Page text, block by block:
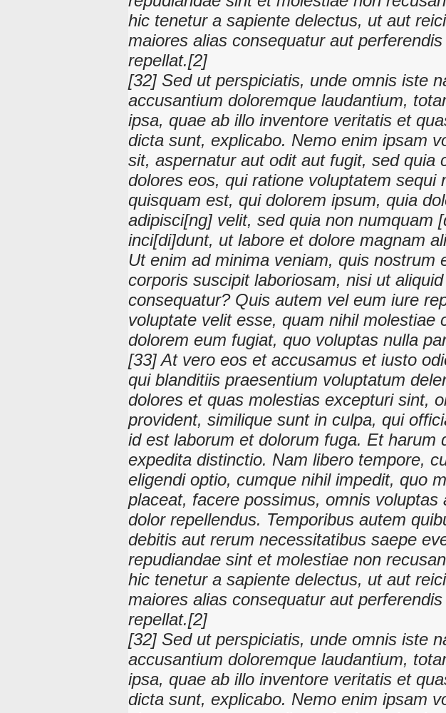
hic tenetur a sapiente delectus, ut aut
maiores alias consequatur aut
repellat.[2]
[32] Sed ut perspiciatis, unde omnis iste
accusantium doloremque laudantium,
ipsa, quae ab illo inventore veritatis et
dicta sunt, explicabo. Nemo enim ipsam
sit, aspernatur aut odit aut fugit, sed quia
dolores eos, qui ratione voluptatem sequi
quisquam est, qui dolorem ipsum, quia
adipisci[ng] velit, sed quia non numquam
inci[di]dunt, ut labore et dolore magnam
Ut enim ad minima veniam, quis nostrum
corporis suscipit laboriosam, nisi ut
consequatur? Quis autem vel eum iure
voluptate velit esse, quam nihil molestiae
dolorem eum fugiat, quo voluptas nulla
[33] At vero eos et accusamus et iusto
qui blanditiis praesentium voluptatum
dolores et quas molestias excepturi sint,
provident, similique sunt in culpa, qui
id est laborum et dolorum fuga. Et harum
expedita distinctio. Nam libero tempore,
eligendi optio, cumque nihil impedit, quo
placeat, facere possimus, omnis voluptas
dolor repellendus. Temporibus autem
debitis aut rerum necessitatibus saepe
repudiandae sint et molestiae non
hic tenetur a sapiente delectus, ut aut
maiores alias consequatur aut
repellat.[2]
[32] Sed ut perspiciatis, unde omnis iste
accusantium doloremque laudantium,
ipsa, quae ab illo inventore veritatis et
dicta sunt, explicabo. Nemo enim ipsam